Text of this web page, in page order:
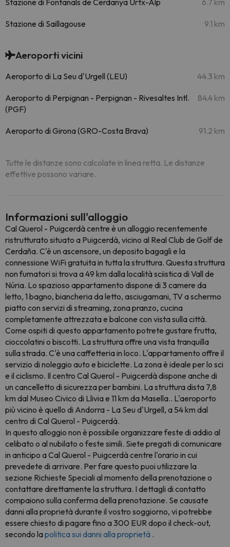
Stazione di Fontanals de Cerdanya Urtx-Alp 6.7 km
Stazione di Saillagouse 9.1 km
Aeroporti vicini
Aeroporto di La Seu d'Urgell (LEU) 44.3 km
Aeroporto di Perpignan - Perpignan - Rivesaltes Intl.
(PGF)
84.4 km
Aeroporto di Girona (GRO-Costa Brava) 91.2 km
Tutte le distanze sono calcolate in linea retta. Le distanze
effettive possono variare.
Informazioni sull'alloggio
Cal Querol - Puigcerdà centre è un alloggio recentemente
ristrutturato situato a Puigcerdà, vicino al Real Club de Golf de
Cerdaña. C'è un ascensore, un deposito bagagli e la
connessione WiFi gratuita in tutta la struttura. Questa struttura
non fumatori si trova a 49 km dalla località sciistica di Vall de
Núria. Lo spazioso appartamento dispone di 3 camere da
letto, 1 bagno, biancheria da letto, asciugamani, TV a schermo
piatto con servizi di streaming, zona pranzo, cucina
completamente attrezzata e balcone con vista sulla città.
Come ospiti di questo appartamento potrete gustare frutta,
cioccolatini o biscotti. La struttura offre una vista tranquilla
sulla strada. C'è una caffetteria in loco. L'appartamento offre il
servizio di noleggio auto e biciclette. La zona è ideale per lo sci
e il ciclismo. Il centro Cal Querol - Puigcerdà dispone anche di
un cancelletto di sicurezza per bambini. La struttura dista 7,8
km dal Museo Civico di Llivia e 11 km da Masella.. L'aeroporto
più vicino è quello di Andorra - La Seu d'Urgell, a 54 km dal
centro di Cal Querol - Puigcerdà.
In questo alloggio non è possibile organizzare feste di addio al
celibato o al nubilato o feste simili. Siete pregati di comunicare
in anticipo a Cal Querol - Puigcerdà centre l'orario in cui
prevedete di arrivare. Per fare questo puoi utilizzare la
sezione Richieste Speciali al momento della prenotazione o
contattare direttamente la struttura. I dettagli di contatto
compaiono sulla conferma della prenotazione. Se causate
danni alla proprietà durante il vostro soggiorno, vi potrebbe
essere chiesto di pagare fino a 300 EUR dopo il check-out,
secondo lapolitica sui danni alla proprietà .